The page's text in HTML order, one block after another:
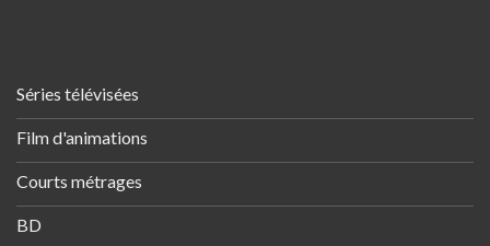
Séries télévisées
Film d'animations
Courts métrages
BD